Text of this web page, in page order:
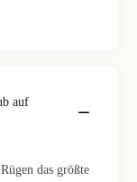
auf
das größte